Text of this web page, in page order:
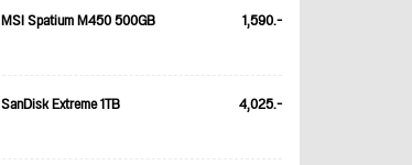
MSI Spatium M450 500GB 1,590.-
SanDisk Extreme 1TB 4,025.-